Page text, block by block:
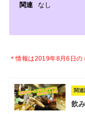
関連 なし
＊情報は2019年8月6日の
関
飲